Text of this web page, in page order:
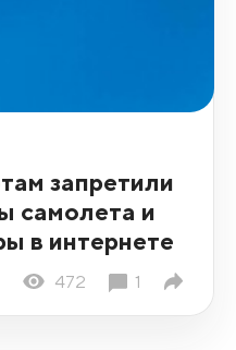
запретили
самолета и
в интернете
472 1